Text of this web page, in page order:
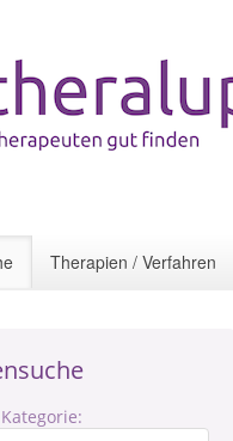
Therapien / Verfahren